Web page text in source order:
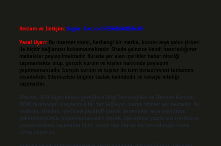
Reklam ve İletişim: Skype: live:.cid.575569c608265c69
Yasal Uyarı: Bu internet sitesi, herhangi bir marka, kurum veya şahıs şirketi
ile hiçbir bağlantısı bulunmamaktadır. Sitede yalnızca kendi hazırladığımız
makaleler paylaşılmaktadır. Burada yer alan içerikler haber niteliği
taşımamakta olup, gerçek kurum ve kişiler hakkında paylaşım
yapılmamaktadır. Gerçek kurum ve kişiler ile isim benzerlikleri tamamen
tesadüfidir. Sitemizdeki bilgiler taslak halindedir ve tavsiye niteliği
taşımazlar.
Sitemiz, 5651 Sayılı Kanun gereğince Bilgi Teknolojileri ve İletişim Kurumu
(BTK) tarafından onaylanmış bir Yer Sağlayıcı olarak hizmet vermektedir. Bu
nedenle, sitedeki içerikleri proaktif olarak denetleme veya araştırma
yükümlülüğümüz bulunmamaktadır. Ancak, üyelerimiz yazdıkları içeriklerin
sorumluluğunu taşımakta olup, siteye üye olarak bu sorumluluğu kabul
etmiş sayılırlar.